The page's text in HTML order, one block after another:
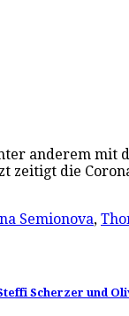
anderem mit
zeitigt die
Semionova,
Scherzer und